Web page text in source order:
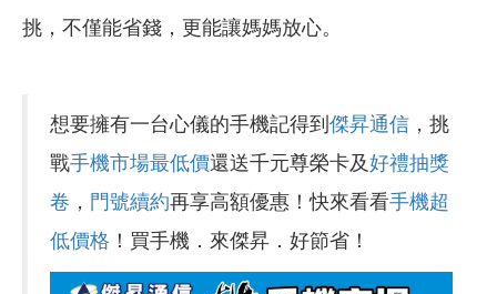
挑，不僅能省錢，更能讓媽媽放心。
想要擁有一台心儀的手機記得到傑昇通信 ，挑
戰手機市場最低價還送千元尊榮卡及好禮抽獎
卷 ， 門號續約再享高額優惠！快來看看手機超
低價格 ！買手機．來傑昇．好節省！